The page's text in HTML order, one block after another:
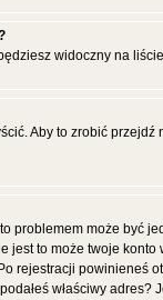
widoczny na
Aby to zrobić
może być
to może twoje
rejestracji powinieneś
właściwy